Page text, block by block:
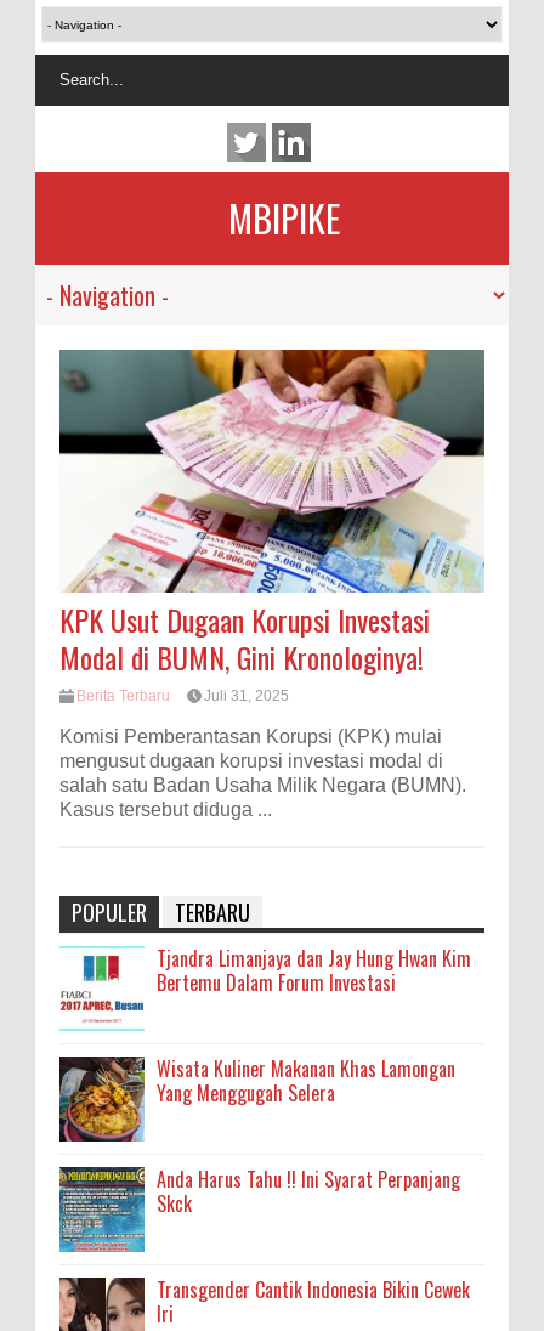
MBIPIKE
KPK Usut Dugaan Korupsi Investasi
Modal di BUMN, Gini Kronologinya!
Berita Terbaru Juli 31, 2025
Komisi Pemberantasan Korupsi (KPK) mulai
mengusut dugaan korupsi investasi modal di
salah satu Badan Usaha Milik Negara (BUMN).
Kasus tersebut diduga ...
POPULER TERBARU
Tjandra Limanjaya dan Jay Hung Hwan Kim
Bertemu Dalam Forum Investasi
Wisata Kuliner Makanan Khas Lamongan
Yang Menggugah Selera
Anda Harus Tahu !! Ini Syarat Perpanjang
Skck
Transgender Cantik Indonesia Bikin Cewek
Iri